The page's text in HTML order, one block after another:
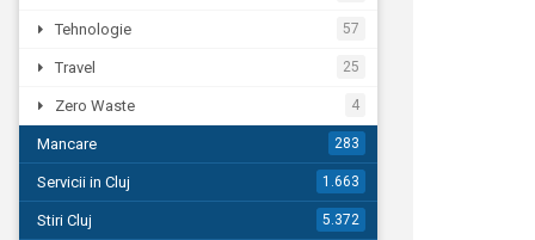
Tehnologie 57
Travel 25
Zero Waste 4
Mancare 283
Servicii in Cluj 1.663
Stiri Cluj 5.372